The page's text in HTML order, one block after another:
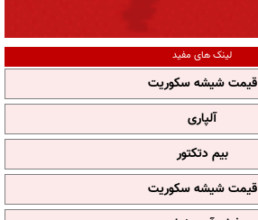
لینک های مفید
قیمت شیشه سکوریت
آلپاری
بیم دتکتور
قیمت شیشه سکوریت